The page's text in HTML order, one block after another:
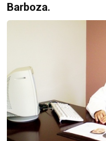
Barboza.